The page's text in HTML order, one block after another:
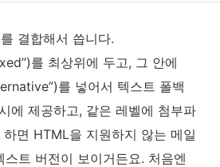
결합해서 씁니다.
를 최상위에 두고, 그 안에
를 넣어서 텍스트 폴백
에 제공하고, 같은 레벨에 첨부파
면 HTML을 지원하지 않는 메일
스트 버전이 보이거든요. 처음엔